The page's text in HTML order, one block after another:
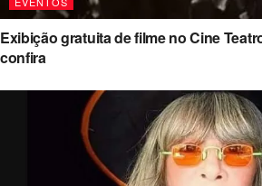
Exibição gratuita de filme no Cine
confira